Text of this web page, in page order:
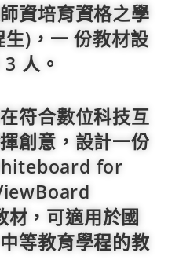
資培育資格之學
)，一 份教材設
人。
符合數位科技互
創意，設計一份
for
，可適用於國
等教育學程的教